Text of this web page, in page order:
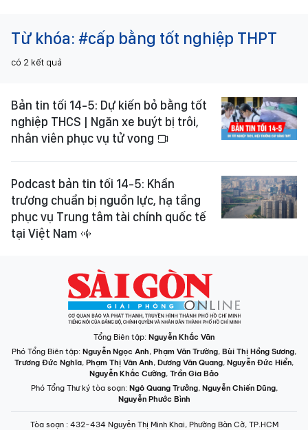
Từ khóa: #cấp bằng tốt nghiệp THPT
có 2 kết quả
Bản tin tối 14-5: Dự kiến bỏ bằng tốt
nghiệp THCS | Ngăn xe buýt bị trôi,
nhân viên phục vụ tử vong
Podcast bản tin tối 14-5: Khẩn
trương chuẩn bị nguồn lực, hạ tầng
phục vụ Trung tâm tài chính quốc tế
tại Việt Nam
Tổng Biên tập: Nguyễn Khắc Văn
Phó Tổng Biên tập: Nguyễn Ngọc Anh, Phạm Văn Trường, Bùi Thị Hồng Sương,
Trương Đức Nghĩa, Phạm Thị Vân Anh, Dương Văn Quang, Nguyễn Đức Hiển,
Nguyễn Khắc Cường, Trần Gia Bảo
Phó Tổng Thư ký tòa soạn: Ngô Quang Trưởng, Nguyễn Chiến Dũng,
Nguyễn Phước Bình
Tòa soạn : 432-434 Nguyễn Thị Minh Khai, Phường Bàn Cờ, TP.HCM